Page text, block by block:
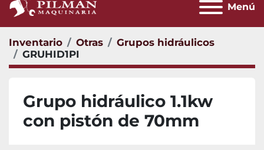
Menú
Inventario Otras
Grupos hidráulicos
GRUHID1PI
Grupo hidráulico 1.1kw
con pistón de 70mm